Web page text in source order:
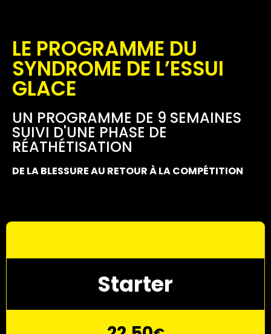
LE PROGRAMME DU
SYNDROME DE L’ESSUI
GLACE
UN PROGRAMME DE 9 SEMAINES
SUIVI D'UNE PHASE DE
RÉATHÉTISATION
DE LA BLESSURE AU RETOUR À LA COMPÉTITION
Starter